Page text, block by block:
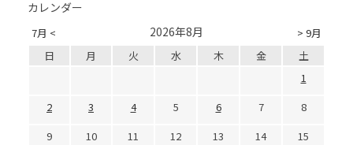
カレンダー
7月 < > 9月
2026年8月
日 月 火 水 木 金
土
1
2
3 4 5 6 7
8
9
10 11 12 13 14
15